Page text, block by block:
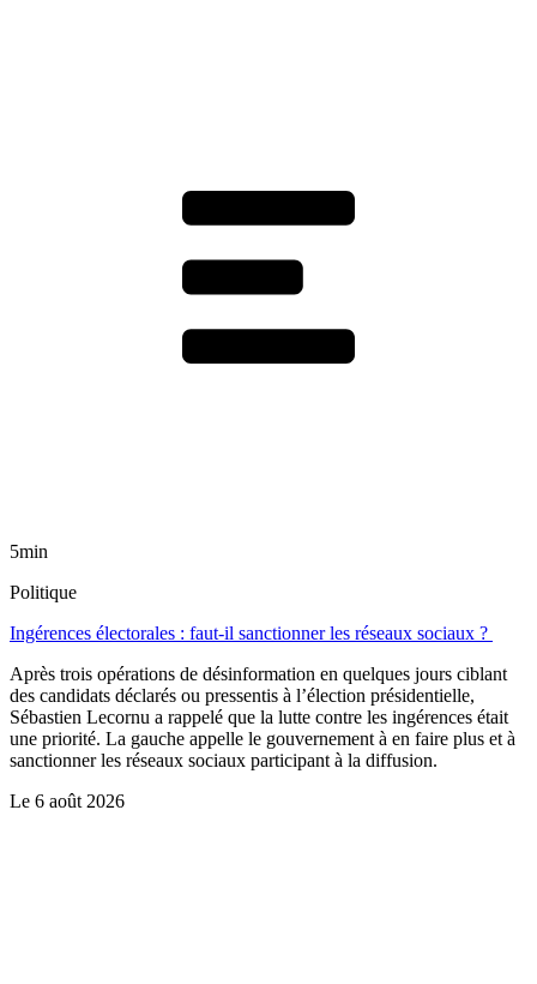
5min
Politique
Ingérences électorales : faut-il sanctionner les réseaux sociaux ?
Après trois opérations de désinformation en quelques jours ciblant
des candidats déclarés ou pressentis à l’élection présidentielle,
Sébastien Lecornu a rappelé que la lutte contre les ingérences était
une priorité. La gauche appelle le gouvernement à en faire plus et à
sanctionner les réseaux sociaux participant à la diffusion.
Le 6 août 2026